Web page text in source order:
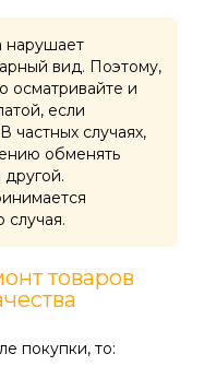
нарушает
вид. Поэтому,
осматривайте и
если
частных случаях,
обменять
случая.
товаров
покупки, то: